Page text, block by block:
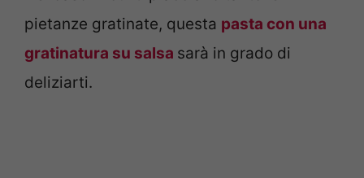
pietanze gratinate, questa pasta con una
gratinatura su salsa sarà in grado di
deliziarti.